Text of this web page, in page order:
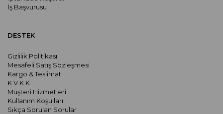
İş Başvurusu
DESTEK
Gizlilik Politikası
Mesafeli Satış Sözleşmesi
Kargo & Teslimat
K.V.K.K.
Müşteri Hizmetleri
Kullanım Koşulları
Sıkça Sorulan Sorular